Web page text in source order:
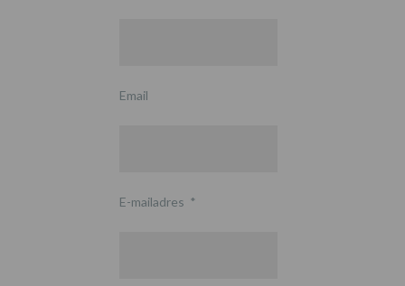
Email
E-mailadres *